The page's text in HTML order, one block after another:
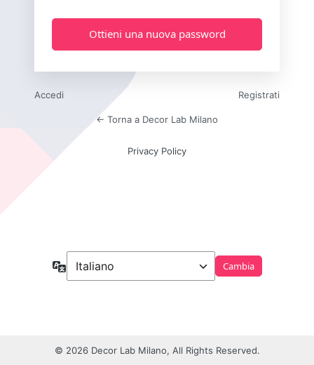
Accedi Registrati
← Torna a Decor Lab Milano
Privacy Policy
Lingua
© 2026 Decor Lab Milano, All Rights Reserved.